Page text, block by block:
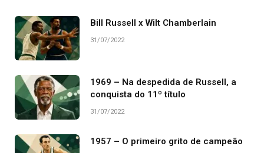
Bill Russell x Wilt Chamberlain
31/07/2022
1969 – Na despedida de Russell, a
conquista do 11º título
31/07/2022
1957 – O primeiro grito de campeão